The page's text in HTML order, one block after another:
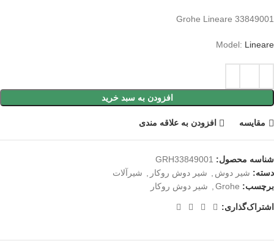
33849001 Grohe Lineare
Model: Lineare
افزودن به سبد خرید
مقايسه افزودن به علاقه مندی
شناسه محصول: GRH33849001
دسته: شیر دوش شیر دوش روكار
شیرآلات
برچسب: Grohe شیر دوش روکار
اشتراک‌گذاری: